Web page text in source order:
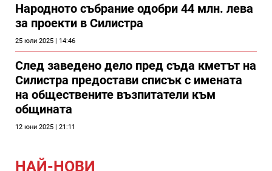
Народното събрание одобри 44 млн. лева
за проекти в Силистра
25 юли 2025 | 14:46
След заведено дело пред съда кметът на
Силистра предостави списък с имената
на обществените възпитатели към
общината
12 юни 2025 | 21:11
НАЙ-НОВИ